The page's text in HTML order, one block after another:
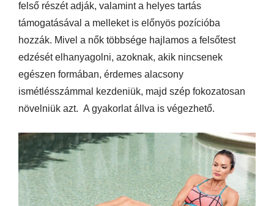
felső részét adják, valamint a helyes tartás
támogatásával a melleket is előnyös pozícióba
hozzák. Mivel a nők többsége hajlamos a felsőtest
edzését elhanyagolni, azoknak, akik nincsenek
egészen formában, érdemes alacsony
ismétlésszámmal kezdeniük, majd szép fokozatosan
növelniük azt. A gyakorlat állva is végezhető.